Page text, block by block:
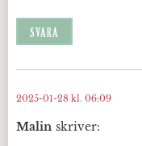
SVARA
Malin skriver:
2025-01-28 kl. 06:09